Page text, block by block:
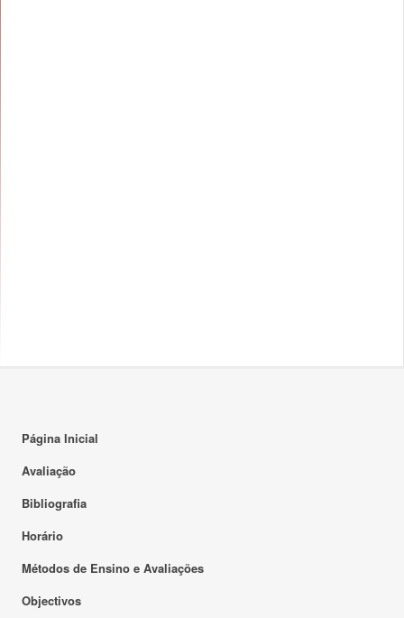
Página Inicial
Avaliação
Bibliografia
Horário
Métodos de Ensino e Avaliações
Objectivos